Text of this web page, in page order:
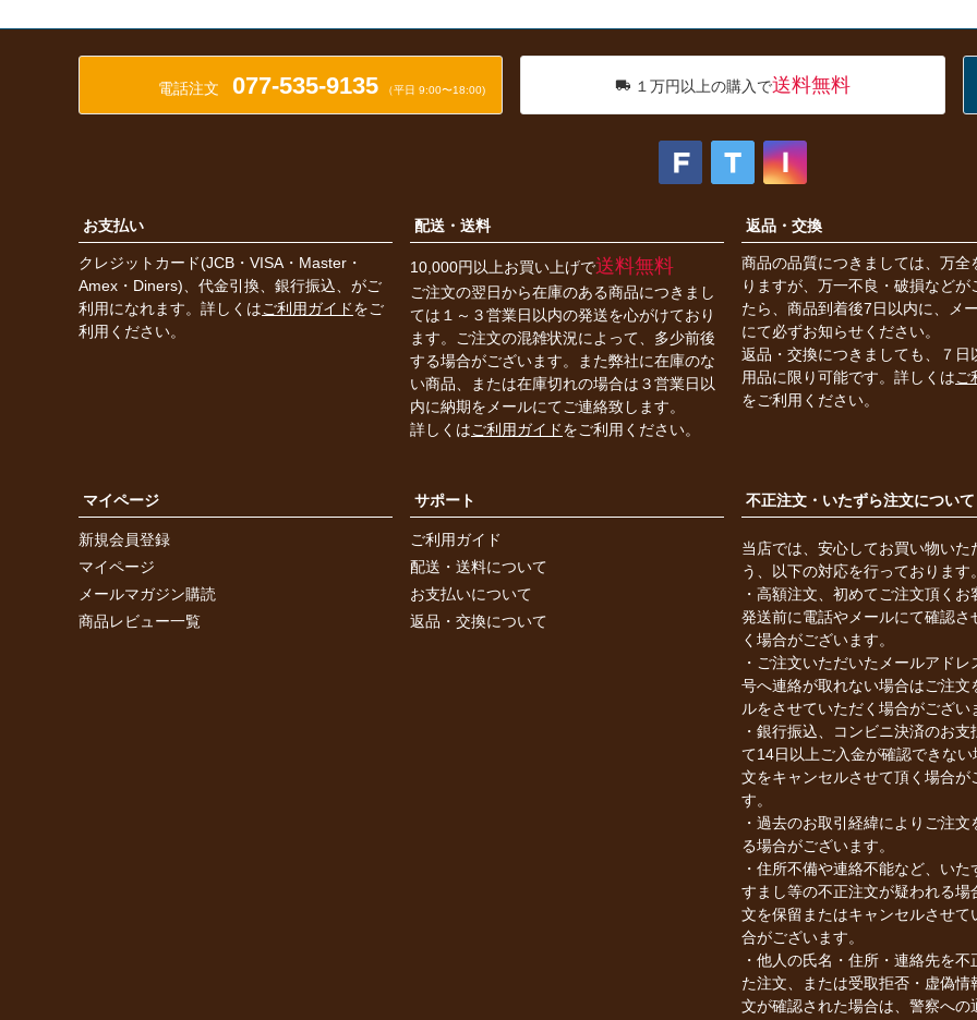
電話注文 077-535-9135 （平日 9:00〜18:00) １万円以上の購入で送料無料
お支払い
クレジットカード(JCB・VISA・Master・
Amex・Diners)、代金引換、銀行振込、がご
利用になれます。詳しくはご利用ガイドをご
利用ください。
配送・送料
10,000円以上お買い上げで送料無料
ご注文の翌日から在庫のある商品につきまし
ては１～３営業日以内の発送を心がけており
ます。ご注文の混雑状況によって、多少前後
する場合がございます。また弊社に在庫のな
い商品、または在庫切れの場合は３営業日以
内に納期をメールにてご連絡致します。
詳しくはご利用ガイドをご利用ください。
返品・交換
商品の品質につきましては、万全
りますが、万一不良・破損などが
たら、商品到着後7日以内に、メ
にて必ずお知らせください。
返品・交換につきましても、７日
用品に限り可能です。詳しくはご
をご利用ください。
マイページ
新規会員登録
マイページ
メールマガジン購読
商品レビュー一覧
サポート
ご利用ガイド
配送・送料について
お支払いについて
返品・交換について
不正注文・いたずら注文について
当店では、安心してお買い物いた
う、以下の対応を行っております。
・高額注文、初めてご注文頂くお
発送前に電話やメールにて確認さ
く場合がございます。
・ご注文いただいたメールアドレ
号へ連絡が取れない場合はご注文
ルをさせていただく場合がござい
・銀行振込、コンビニ決済のお支
て14日以上ご入金が確認できない
文をキャンセルさせて頂く場合が
す。
・過去のお取引経緯によりご注文
る場合がございます。
・住所不備や連絡不能など、いた
すまし等の不正注文が疑われる場
文を保留またはキャンセルさせて
合がございます。
・他人の氏名・住所・連絡先を不
た注文、または受取拒否・虚偽情
文が確認された場合は、警察への